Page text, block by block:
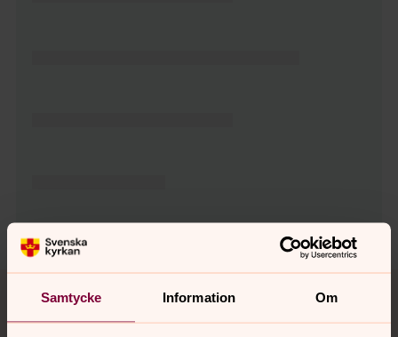
Samtycke Information Om
Tillbaka till toppen
Tillbaka till innehållet